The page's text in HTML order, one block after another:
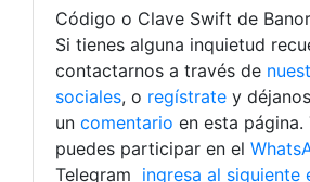
Código o Clave Swift de
Si tienes alguna inquietud
contactarnos a través de
sociales, o regístrate y déjanos
un comentario en esta página.
puedes participar en el
Telegram ingresa al siguiente